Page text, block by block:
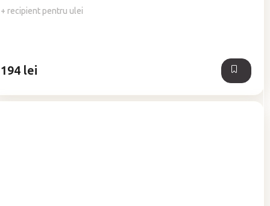
+ recipient pentru ulei
produsului
stele.
194 lei